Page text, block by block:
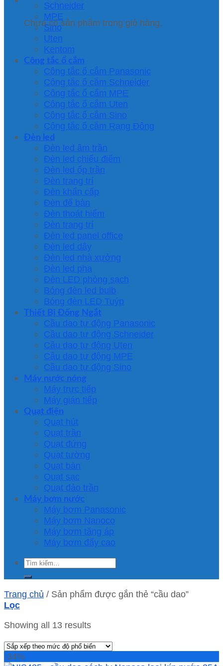
Chưa có sản phẩm trong giỏ hàng.
Schneider
MPE
Sino
Uten
Kentom
Công tắc ổ cắm
Công tắc ổ cắm Panasonic
Công tắc ổ cắm Schneider
Công tắc ổ cắm MPE
Công tắc ổ cắm Uten
Công tắc ổ cắm Sino
Công tắc ổ cắm Rạng Đông
Đèn led
Đèn led âm trần
Đèn led chiếu điểm
Đèn led ốp trần
Đèn trang trí
Đèn khẩn cấp
Đèn để bàn
Đèn thoát hiểm
Đèn trang trí
Đèn led panel office
Đèn led dây
Đèn led nhà xưởng
Đèn led pha
Đèn LED phòng sạch
Bóng đèn led bulb
Bóng đèn LED Tuýp
Thiết Bị Đống Ngắt
Cầu dao tự động Panasonic
Cầu dao tự động Schneider
Cầu dao tự động Uten
Cầu dao tự động MPE
Cầu dao tự động Sino
Máy nước nóng
Máy trực tiếp
Máy gián tiếp
Quạt điện
Quạt hút
Quạt trần
Quạt đứng
Quạt tường
Quạt bàn
Quạt sạc
Quạt đảo trần
Máy bơm nước
Máy bơm Panasonic
Máy bơm Nanoco
Máy bơm tăng áp
Máy bơm đẩy cao
Tìm
kiếm:
Trang chủ / Sản phẩm được gắn thẻ “cầu dao”
Lọc
Showing all 13 results
-34%